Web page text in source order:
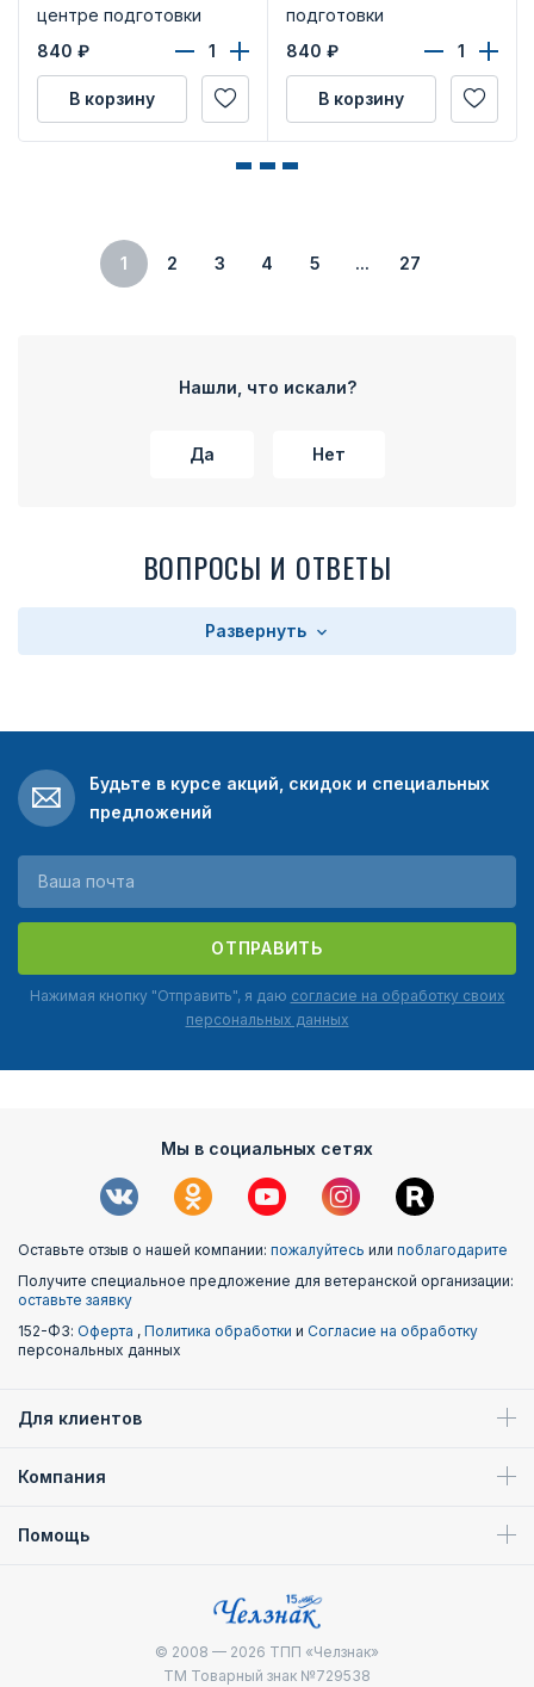
центре подготовки
младших специалистов»
840 ₽
В корзину
подготовки
специалистов» с
840 ₽
В корзину
1 2 3 4 5 ... 27
Нашли, что искали?
Да Нет
ВОПРОСЫ И ОТВЕТЫ
Развернуть
Будьте в курсе акций, скидок и специальных
предложений
ОТПРАВИТЬ
Нажимая кнопку "Отправить", я даю согласие на обработку своих
персональных данных
Мы в социальных сетях
Оставьте отзыв о нашей компании: пожалуйтесь или поблагодарите
Получите специальное предложение для ветеранской организации:
оставьте заявку
152-ФЗ: Оферта , Политика обработки и Согласие на обработку
персональных данных
Для клиентов
Компания
Помощь
© 2008 — 2026 ТПП «Челзнак»
ТМ Товарный знак №729538